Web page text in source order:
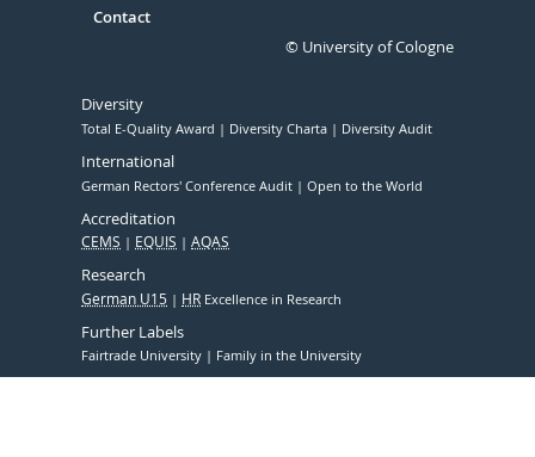
Contact
© University of Cologne
Diversity
Total E-Quality Award Diversity Charta Diversity Audit
International
German Rectors' Conference Audit Open to the World
Accreditation
CEMS EQUIS AQAS
Research
German U15 HR Excellence in Research
Further Labels
Fairtrade University Family in the University